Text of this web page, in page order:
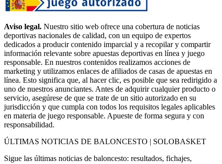
Aviso legal. Nuestro sitio web ofrece una cobertura de noticias
deportivas nacionales de calidad, con un equipo de expertos
dedicados a producir contenido imparcial y a recopilar y compartir
información relevante sobre apuestas deportivas en línea y juego
responsable. En nuestros contenidos realizamos acciones de
marketing y utilizamos enlaces de afiliados de casas de apuestas en
línea. Esto significa que, al hacer clic, es posible que sea redirigido a
uno de nuestros anunciantes. Antes de adquirir cualquier producto o
servicio, asegúrese de que se trate de un sitio autorizado en su
jurisdicción y que cumpla con todos los requisitos legales aplicables
en materia de juego responsable. Apueste de forma segura y con
responsabilidad.
ÚLTIMAS NOTICIAS DE BALONCESTO | SOLOBASKET
Sigue las últimas noticias de baloncesto: resultados, fichajes,